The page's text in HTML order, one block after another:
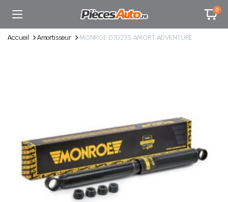
0
Accueil Amortisseur MONROE D7023S AMORT ADVENTURE